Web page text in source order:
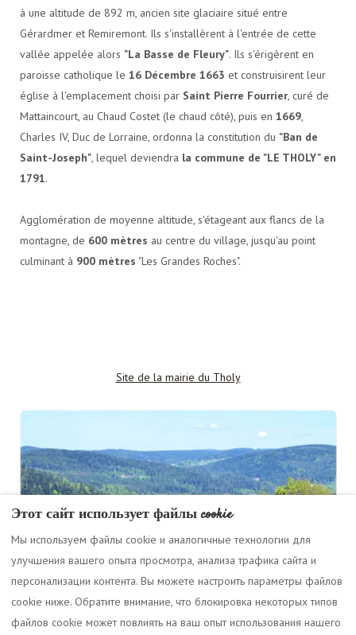
à une altitude de 892 m, ancien site glaciaire situé entre
Gérardmer et Remiremont. Ils s'installèrent à l'entrée de cette
vallée appelée alors "La Basse de Fleury". Ils s'érigèrent en
paroisse catholique le 16 Décembre 1663 et construisirent leur
église à l'emplacement choisi par Saint Pierre Fourrier, curé de
Mattaincourt, au Chaud Costet (le chaud côté), puis en 1669,
Charles IV, Duc de Lorraine, ordonna la constitution du "Ban de
Saint-Joseph", lequel deviendra la commune de "LE THOLY" en
1791.
Agglomération de moyenne altitude, s'étageant aux flancs de la
montagne, de 600 mètres au centre du village, jusqu'au point
culminant à 900 mètres "Les Grandes Roches".
Site de la mairie du Tholy
Этот сайт использует файлы cookie
Мы используем файлы cookie и аналогичные технологии для
улучшения вашего опыта просмотра, анализа трафика сайта и
персонализации контента. Вы можете настроить параметры файлов
cookie ниже. Обратите внимание, что блокировка некоторых типов
файлов cookie может повлиять на ваш опыт использования нашего